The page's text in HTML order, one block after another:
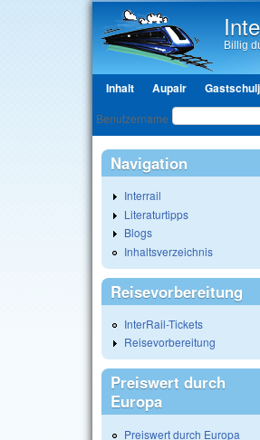
Billig
Hauptmenü
Inhalt Aupair
Benutzeranmeldung
Benutzername
Navigation
Interrail
Literaturtipps
Blogs
Inhaltsverzeichnis
Reisevorbereitung
InterRail-Tickets
Reisevorbereitung
Preiswert durch
Europa
Preiswert durch Europa